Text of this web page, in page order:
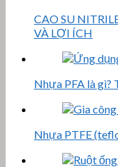
CAO SU
VÀ LỢI ÍCH
Nhựa PFA là gì?
Nhựa PTFE